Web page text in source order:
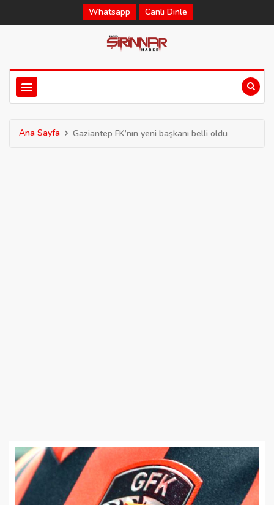
Whatsapp Canlı Dinle
Ana Sayfa Gaziantep FK’nın yeni başkanı belli oldu